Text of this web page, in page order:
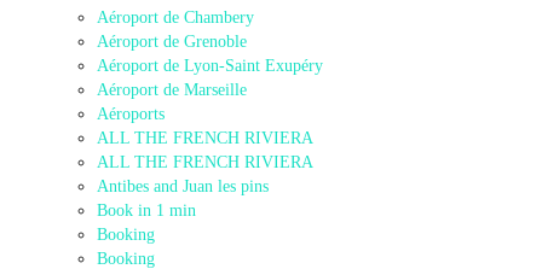
Aéroport de Chambery
Aéroport de Grenoble
Aéroport de Lyon-Saint Exupéry
Aéroport de Marseille
Aéroports
ALL THE FRENCH RIVIERA
ALL THE FRENCH RIVIERA
Antibes and Juan les pins
Book in 1 min
Booking
Booking